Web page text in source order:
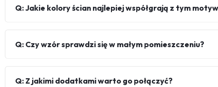
Q: Jakie kolory ścian najlepiej współgrają z tym
Q: Czy wzór sprawdzi się w małym pomieszczeniu?
Q: Z jakimi dodatkami warto go połączyć?